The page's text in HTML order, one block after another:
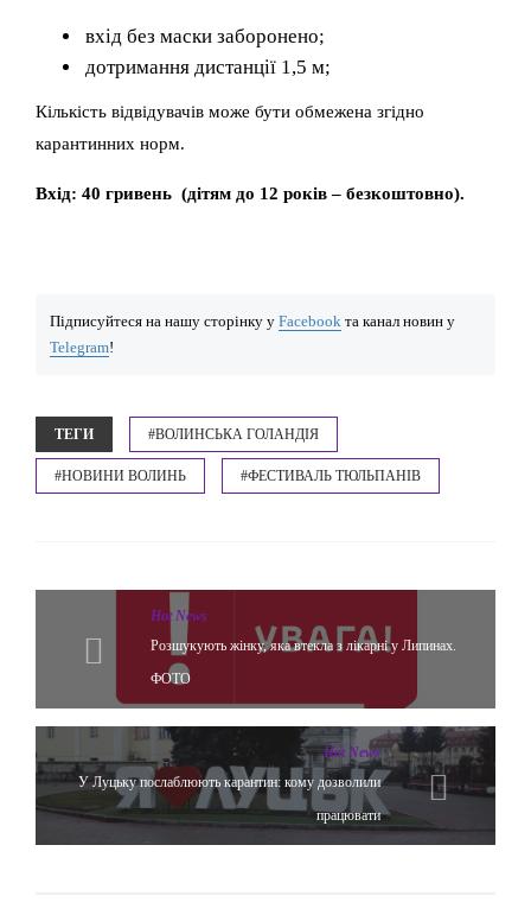
вхід без маски заборонено;
дотримання дистанції 1,5 м;
Кількість відвідувачів може бути обмежена згідно
карантинних норм.
Вхід: 40 гривень (дітям до 12 років – безкоштовно).
Підписуйтеся на нашу сторінку у Facebook та канал новин у
Telegram!
ТЕГИ #ВОЛИНСЬКА ГОЛАНДІЯ
#НОВИНИ ВОЛИНЬ #ФЕСТИВАЛЬ ТЮЛЬПАНІВ
Hot News
Розшукують жінку, яка втекла з лікарні у Липинах.
ФОТО
Hot News
У Луцьку послаблюють карантин: кому дозволили
працювати